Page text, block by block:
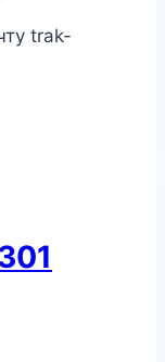
trak-